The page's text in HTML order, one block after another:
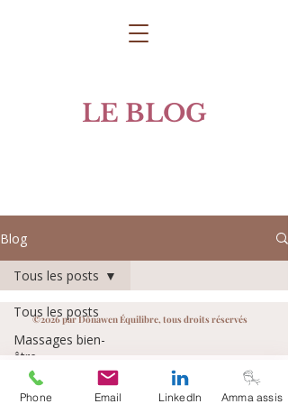
LE BLOG
Blog
Tous les posts
Massages bien-
être
Plantes & bien-
Tous les posts
©2026 par Dônawen Équilibre, tous droits réservés
Phone Email LinkedIn Amma assis